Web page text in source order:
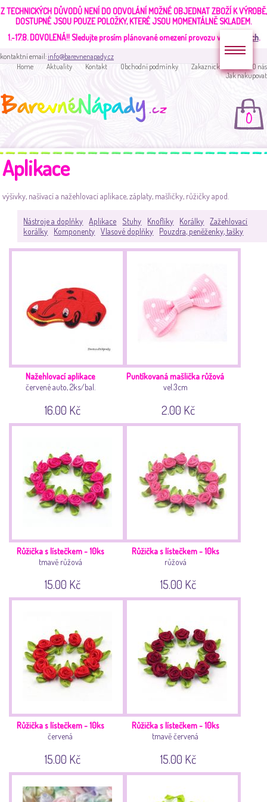
Z TECHNICKÝCH DŮVODŮ NENÍ DO ODVOLÁNÍ MOŽNÉ OBJEDNAT ZBOŽÍ K VÝROBĚ,
DOSTUPNÉ JSOU POUZE POLOŽKY, KTERÉ JSOU MOMENTÁLNĚ SKLADEM.
1.-17.8. DOVOLENÁ!!Sledujte prosím plánované omezení provozu v aktualitách.
kontaktní email:info@barevnenapady.cz
Home
Aktuality Kontakt Obchodní podmínky Zakaznická sekce
O nás
Jak nakupovat
0
Aplikace
výšivky, našívací a nažehlovací aplikace, záplaty, mašličky, růžičky apod.
Nástroje a doplňky Aplikace Stuhy Knoflíky Korálky
Zažehlovací
korálky
Komponenty Vlasové doplňky Pouzdra, peněženky, tašky
Nažehlovací aplikace
červené auto, 2ks/bal.
16.00 Kč
Puntíkovaná mašlička růžová
vel.3cm
2.00 Kč
Růžička s lístečkem - 10ks
tmavě růžová
15.00 Kč
Růžička s lístečkem - 10ks
růžová
15.00 Kč
Růžička s lístečkem - 10ks
červená
15.00 Kč
Růžička s lístečkem - 10ks
tmavě červená
15.00 Kč